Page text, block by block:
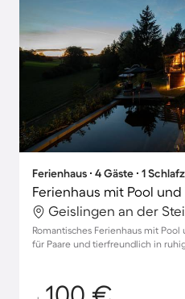
Ferienhaus ∙ 4 Gäste ∙ 1
Ferienhaus mit Pool und
Romantisches Ferienhaus mit
für Paare und tierfreundlich in